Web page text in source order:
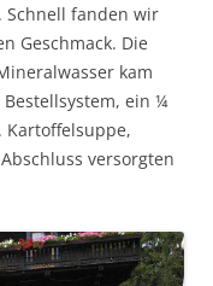
Schnell fanden wir
Geschmack. Die
kam
ein ¼
Kartoffelsuppe,
versorgten